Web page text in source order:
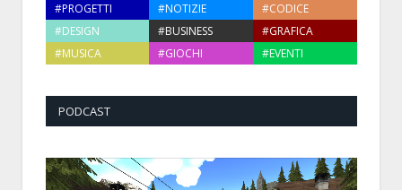
#PROGETTI #NOTIZIE
#CODICE
#DESIGN
#BUSINESS
#GRAFICA
#MUSICA
#GIOCHI #EVENTI
PODCAST